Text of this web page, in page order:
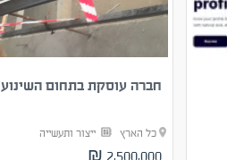
חברה עוסקת בתחום השינוע
כל הארץ ייצור ותעשייה
2,500,000 ₪